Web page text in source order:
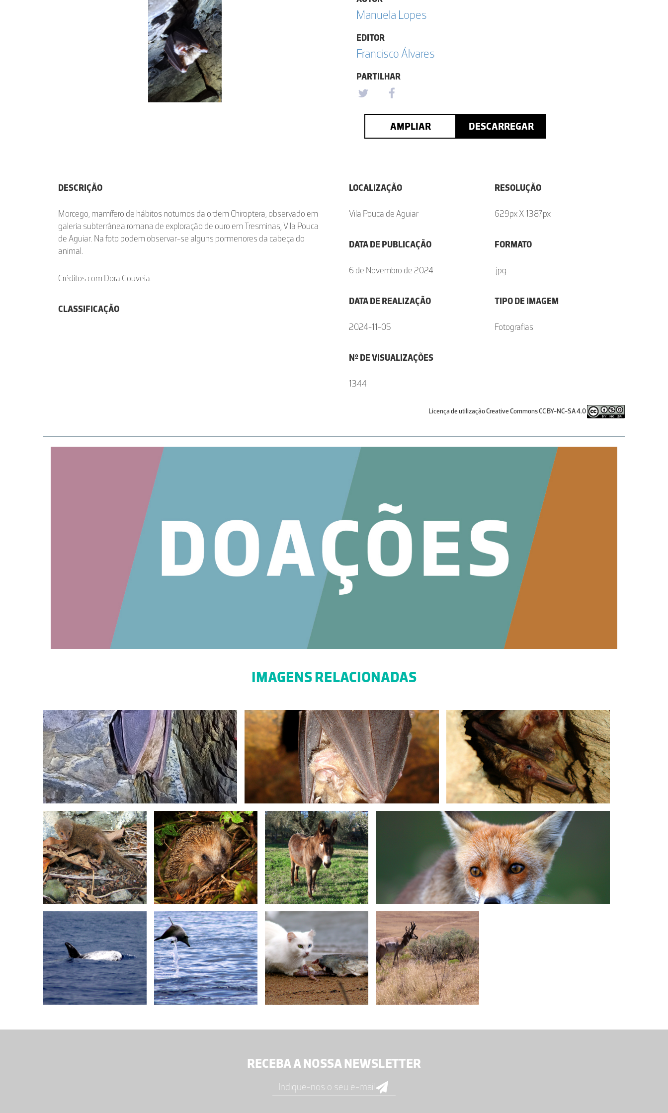
Manuela Lopes
EDITOR
Francisco Álvares
PARTILHAR
AMPLIAR DESCARREGAR
DESCRIÇÃO
Morcego, mamífero de hábitos noturnos da ordem Chiroptera, observado em
galeria subterrânea romana de exploração de ouro em Tresminas, Vila Pouca
de Aguiar. Na foto podem observar-se alguns pormenores da cabeça do
animal.
Créditos com Dora Gouveia.
CLASSIFICAÇÃO
LOCALIZAÇÃO
Vila Pouca de Aguiar
DATA DE PUBLICAÇÃO
6 de Novembro de 2024
DATA DE REALIZAÇÃO
2024-11-05
Nº DE VISUALIZAÇÕES
1344
RESOLUÇÃO
629px X 1387px
FORMATO
.jpg
TIPO DE IMAGEM
Fotografias
Licença de utilização Creative Commons CC BY-NC-SA 4.0
IMAGENS RELACIONADAS
RECEBA A NOSSA NEWSLETTER